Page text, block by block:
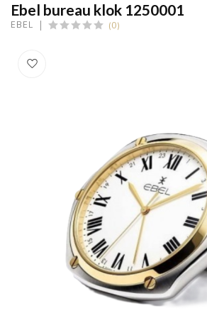
Ebel bureau klok 1250001
EBEL (0)